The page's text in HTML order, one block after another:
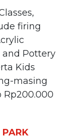
firing
Pottery
Kids
masing
Rp200.000